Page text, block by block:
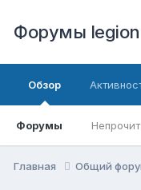
Форумы
Обзор
Форумы
Главная Общий